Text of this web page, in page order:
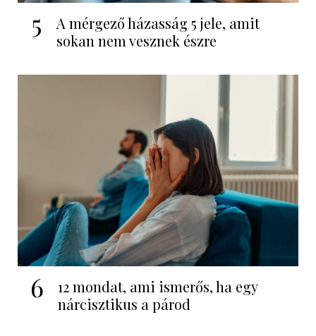
5
A mérgező házasság 5 jele, amit
sokan nem vesznek észre
6
12 mondat, ami ismerős, ha egy
nárcisztikus a párod